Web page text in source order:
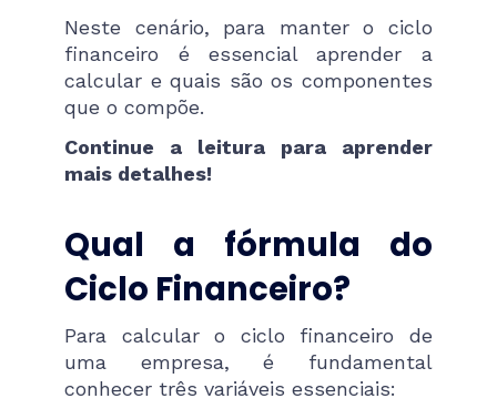
Neste cenário, para manter o ciclo
financeiro é essencial aprender a
calcular e quais são os componentes
que o compõe.
Continue a leitura para aprender
mais detalhes!
Qual a fórmula do
Ciclo Financeiro?
Para calcular o ciclo financeiro de
uma empresa, é fundamental
conhecer três variáveis essenciais: